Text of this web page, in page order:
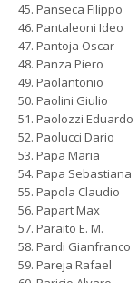
Panseca Filippo
Pantaleoni Ideo
Pantoja Oscar
Panza Piero
Paolantonio
Paolini Giulio
Paolozzi Eduardo
Paolucci Dario
Papa Maria
Papa Sebastiana
Papola Claudio
Papart Max
Paraito E. M.
Pardi Gianfranco
Pareja Rafael